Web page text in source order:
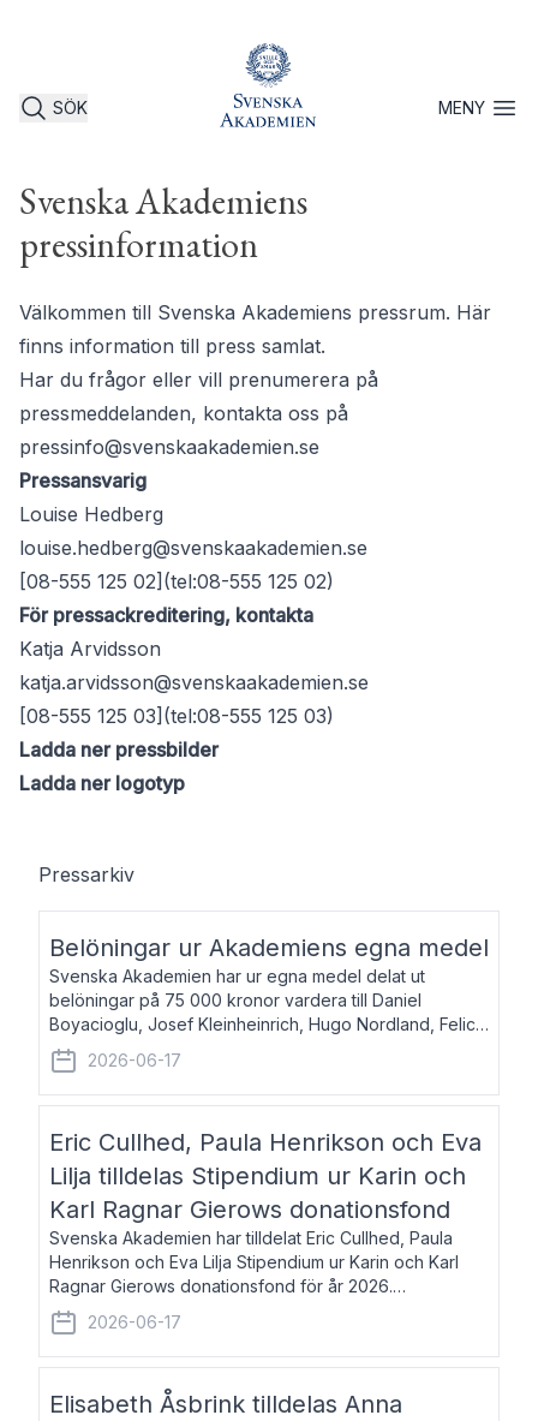
SÖK MENYÖppna
Svenska Akademiens
pressinformation
Välkommen till Svenska Akademiens pressrum. Här
finns information till press samlat.
Har du frågor eller vill prenumerera på
pressmeddelanden, kontakta oss på
pressinfo@svenskaakademien.se
Pressansvarig
Louise Hedberg
louise.hedberg@svenskaakademien.se
[08-555 125 02](tel:08-555 125 02)
För pressackreditering, kontakta
Katja Arvidsson
katja.arvidsson@svenskaakademien.se
[08-555 125 03](tel:08-555 125 03)
Ladda ner pressbilder
Ladda ner logotyp
Pressarkiv
Belöningar ur Akademiens egna medel
Svenska Akademien har ur egna medel delat ut
belöningar på 75 000 kronor vardera till Daniel
Boyacioglu, Josef Kleinheinrich, Hugo Nordland, Felicia
Stenroth och Svante Strandberg. Daniel Boyacioglu,
född 1981, är poet och scenartist. Josef
2026-06-17
Eric Cullhed, Paula Henrikson och Eva
Lilja tilldelas Stipendium ur Karin och
Karl Ragnar Gierows donationsfond
Svenska Akademien har tilldelat Eric Cullhed, Paula
Henrikson och Eva Lilja Stipendium ur Karin och Karl
Ragnar Gierows donationsfond för år 2026.
Stipendiebeloppet är på 70 000 kronor vardera. Eric
Cullhed, född 1985, är professor i grekis
2026-06-17
Elisabeth Åsbrink tilldelas Anna